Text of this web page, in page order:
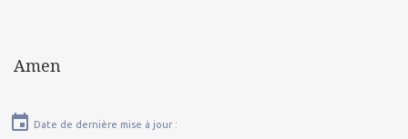
Amen
Date de dernière mise à jour :